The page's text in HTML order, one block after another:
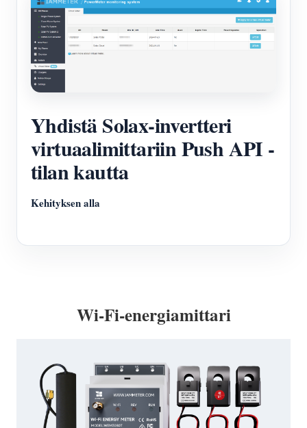
Yhdistä Solax-invertteri
virtuaalimittariin Push API -
tilan kautta
Kehityksen alla
Wi-Fi-energiamittari